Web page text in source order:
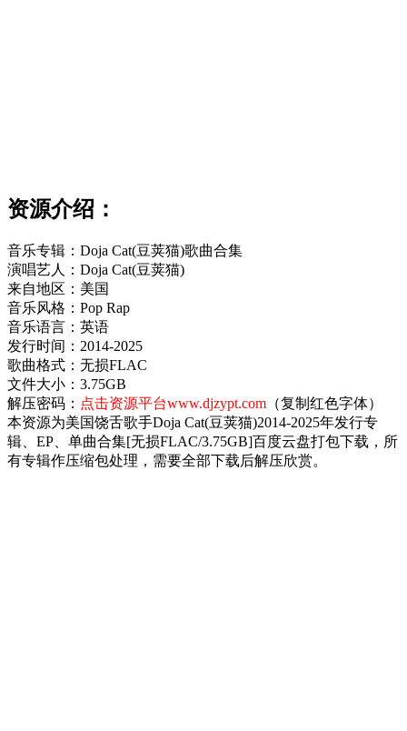
资源介绍：
音乐专辑：Doja Cat(豆荚猫)歌曲合集
演唱艺人：Doja Cat(豆荚猫)
来自地区：美国
音乐风格：Pop Rap
音乐语言：英语
发行时间：2014-2025
歌曲格式：无损FLAC
文件大小：3.75GB
解压密码： 点击资源平台www.djzypt.com （复制红色字体）
本资源为美国饶舌歌手Doja Cat(豆荚猫)2014-2025年发行专
辑、EP、单曲合集[无损FLAC/3.75GB]百度云盘打包下载，所
有专辑作压缩包处理，需要全部下载后解压欣赏。